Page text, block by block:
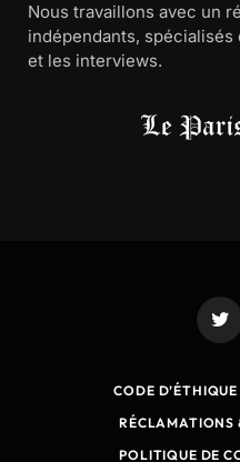
Nous travaillons avec un
indépendants, spécialisés
et les interviews.
CODE
RÉCLAMATIONS
POLITIQUE DE